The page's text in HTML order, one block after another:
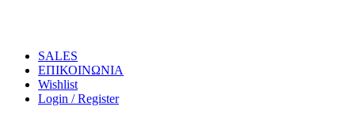
SALES
ΕΠΙΚΟΙΝΩΝΙΑ
Wishlist
Login / Register